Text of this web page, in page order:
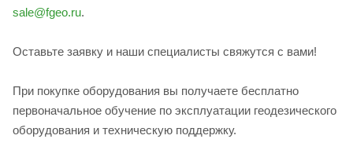
sale@fgeo.ru.
Оставьте заявку и наши специалисты свяжутся с вами!
При покупке оборудования вы получаете бесплатно
первоначальное обучение по эксплуатации геодезического
оборудования и техническую поддержку.